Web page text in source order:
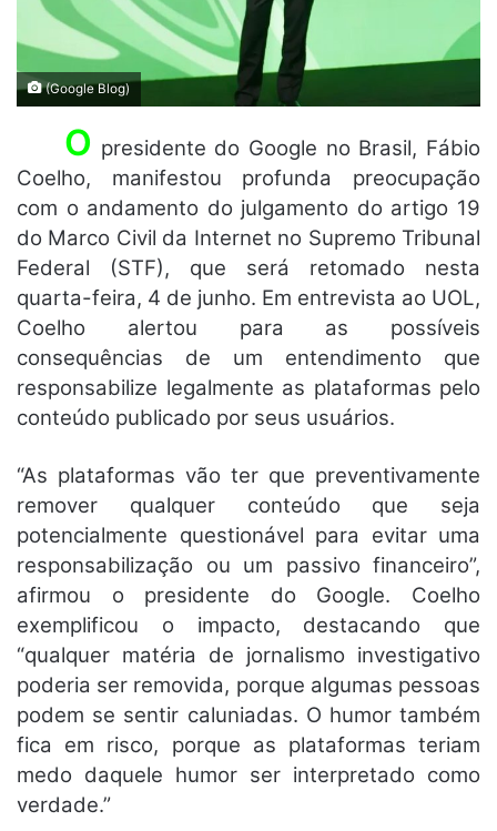
(Google Blog)
O presidente do Google no Brasil, Fábio
Coelho, manifestou profunda preocupação
com o andamento do julgamento do artigo 19
do Marco Civil da Internet no Supremo Tribunal
Federal (STF), que será retomado nesta
quarta-feira, 4 de junho. Em entrevista ao UOL,
Coelho alertou para as possíveis
consequências de um entendimento que
responsabilize legalmente as plataformas pelo
conteúdo publicado por seus usuários.
“As plataformas vão ter que preventivamente
remover qualquer conteúdo que seja
potencialmente questionável para evitar uma
responsabilização ou um passivo financeiro”,
afirmou o presidente do Google. Coelho
exemplificou o impacto, destacando que
“qualquer matéria de jornalismo investigativo
poderia ser removida, porque algumas pessoas
podem se sentir caluniadas. O humor também
fica em risco, porque as plataformas teriam
medo daquele humor ser interpretado como
verdade.”